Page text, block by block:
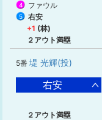
4 ファウル
5
右安
+1 (林)
２アウト満塁
5番 堤 光輝(投)
右安
２アウト満塁